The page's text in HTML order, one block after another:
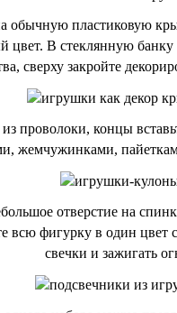
обычную пластиковую
цвет. В стеклянную
сверху закройте
проволоки, концы
жемчужинками,
отверстие на
всю фигурку в один
свечки и зажигать